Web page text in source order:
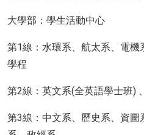
大學部：學生活動中心
第1線：水環系、航太系、電機
學程
第2線：英文系(全英語學士班)
第3線：中文系、歷史系、資